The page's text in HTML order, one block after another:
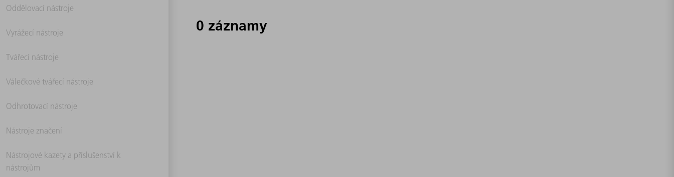
Oddělovací nástroje
Vyrážecí nástroje
Tvářecí nástroje
Válečkové tvářecí nástroje
Odhrotovací nástroje
Nástroje značení
Nástrojové kazety a příslušenství k
nástrojům
0 záznamy